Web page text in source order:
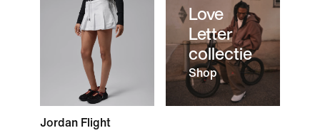
Jordan Flight
Love
Letter
collectie
Shop